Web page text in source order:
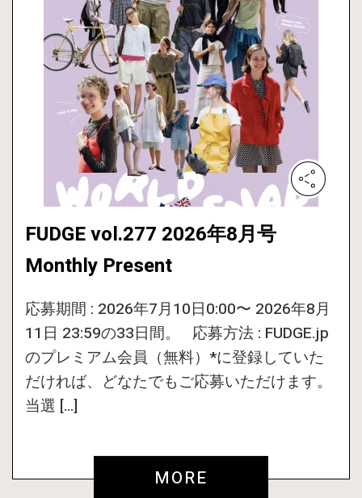
FUDGE vol.277 2026年8月号
Monthly Present
応募期間 : 2026年7月10日0:00〜 2026年8月
11日 23:59の33日間。 応募方法 : FUDGE.jp
のプレミアム会員（無料）*に登録していた
だければ、どなたでもご応募いただけます。
当選 […]
MORE